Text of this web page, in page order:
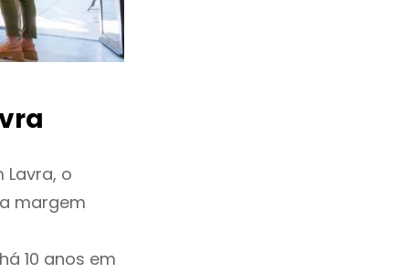
o
margem
10 anos em